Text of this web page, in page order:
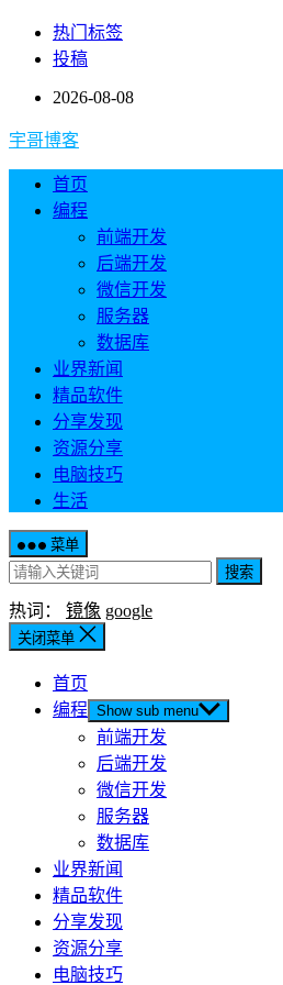
热门标签
投稿
2026-08-08
宇哥博客
首页
编程
前端开发
后端开发
微信开发
服务器
数据库
业界新闻
精品软件
分享发现
资源分享
电脑技巧
生活
菜单
搜索
热词： 镜像 google
关闭菜单
首页
编程 Show sub menu
前端开发
后端开发
微信开发
服务器
数据库
业界新闻
精品软件
分享发现
资源分享
电脑技巧